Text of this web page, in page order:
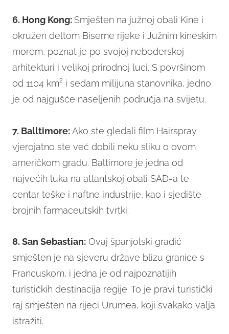
6. Hong Kong: Smješten na južnoj obali Kine i
okružen deltom Biserne rijeke i Južnim kineskim
morem, poznat je po svojoj neboderskoj
arhitekturi i velikoj prirodnoj luci. S površinom
od 1104 km² i sedam milijuna stanovnika, jedno
je od najgušće naseljenih područja na svijetu.
7. Balltimore:Ako ste gledali film Hairspray
vjerojatno ste već dobili neku sliku o ovom
američkom gradu. Baltimore je jedna od
najvećih luka na atlantskoj obali SAD-a te
centar teške i naftne industrije, kao i sjedište
brojnih farmaceutskih tvrtki.
8. San Sebastian: Ovaj španjolski gradić
smješten je na sjeveru države blizu granice s
Francuskom, i jedna je od najpoznatijih
turističkih destinacija regije. To je pravi turistički
raj smješten na rijeci Urumea, koji svakako valja
istražiti.